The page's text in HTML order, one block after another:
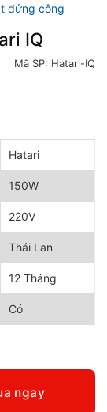
đứng công
IQ
Mã SP: Hatari-IQ
Hatari
150W
220V
Thái Lan
12 Tháng
Có
ngay